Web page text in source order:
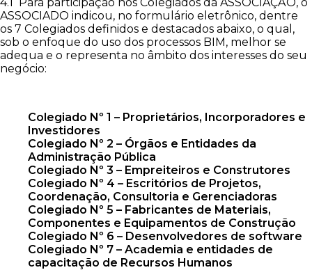
ASSOCIADO indicou, no formulário eletrônico, dentre
os 7 Colegiados definidos e destacados abaixo, o qual,
sob o enfoque do uso dos processos BIM, melhor se
adequa e o representa no âmbito dos interesses do seu
negócio:
Colegiado Nº 1 – Proprietários, Incorporadores e
Investidores
Colegiado Nº 2 – Órgãos e Entidades da
Administração Pública
Colegiado Nº 3 – Empreiteiros e Construtores
Colegiado Nº 4 – Escritórios de Projetos,
Coordenação, Consultoria e Gerenciadoras
Colegiado Nº 5 – Fabricantes de Materiais,
Componentes e Equipamentos de Construção
Colegiado Nº 6 – Desenvolvedores de software
Colegiado Nº 7 – Academia e entidades de
capacitação de Recursos Humanos